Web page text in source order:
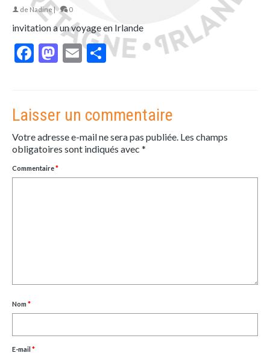
de Nadine | 0
invitation a un voyage en Irlande
Facebook
Mastodon
EmailPartager
Laisser un commentaire
Votre adresse e-mail ne sera pas publiée. Les champs
obligatoires sont indiqués avec *
Commentaire*
Nom*
E-mail *